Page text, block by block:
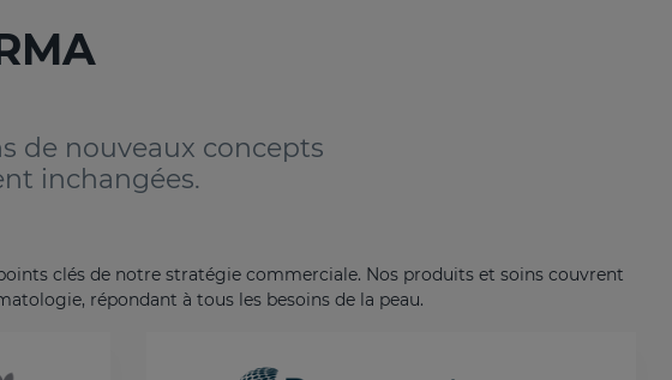
de nouveaux concepts
inchangées.
clés de notre stratégie commerciale. Nos produits et soins couvrent
répondant à tous les besoins de la peau.